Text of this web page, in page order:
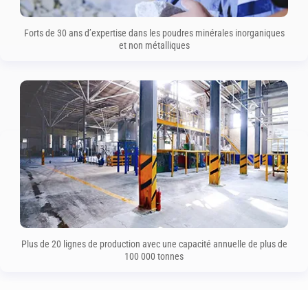
Forts de 30 ans d’expertise dans les poudres minérales inorganiques
et non métalliques
Plus de 20 lignes de production avec une capacité annuelle de plus de
100 000 tonnes